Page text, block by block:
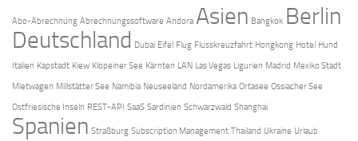
Abo-Abrechnung Abrechnungssoftware Andora Asien Bangkok Berlin
Deutschland Dubai Eifel Flug Flusskreuzfahrt Hongkong Hotel Hund
Italien Kapstadt Kiew Klopeiner See Kärnten LAN Las Vegas Ligurien Madrid Mexiko Stadt
Mietwagen Millstätter See Namibia Neuseeland Nordamerika Ortasee Ossiacher See
Ostfriesische Inseln REST-API SaaS Sardinien Schwarzwald Shanghai
Spanien Straßburg Subscription Management Thailand Ukraine Urlaub